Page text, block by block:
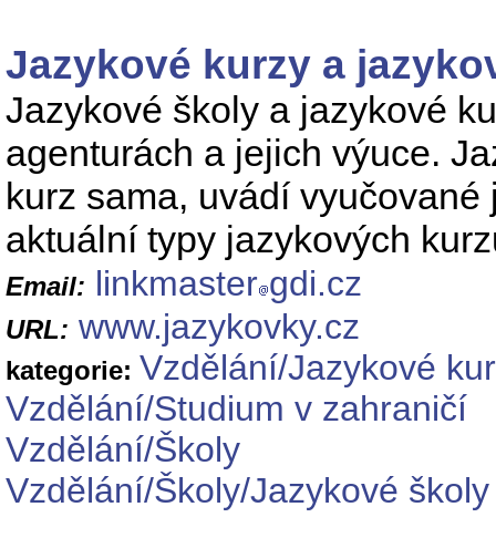
Jazykové kurzy a
Jazykové školy a jazykové
agenturách a jejich výuce.
kurz sama, uvádí
aktuální typy jazykových
Email: linkmaster gdi.cz
URL: www.jazykovky.cz
kategorie: Vzdělání/Jazykové
Vzdělání/Studium v zahraničí
Vzdělání/Školy
Vzdělání/Školy/Jazykové školy